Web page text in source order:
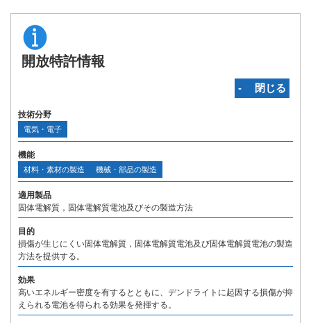
開放特許情報
‐ 閉じる
技術分野
電気・電子
機能
材料・素材の製造 機械・部品の製造
適用製品
固体電解質，固体電解質電池及びその製造方法
目的
損傷が生じにくい固体電解質，固体電解質電池及び固体電解質電池の製造
方法を提供する。
効果
高いエネルギー密度を有するとともに、デンドライトに起因する損傷が抑
えられる電池を得られる効果を発揮する。